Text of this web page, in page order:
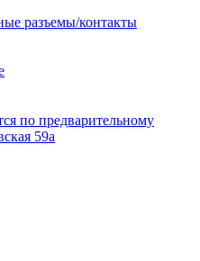
по предварительному
59а
разъемы/контакты